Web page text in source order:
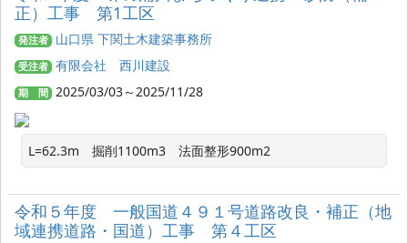
正）工事 第1工区
発注者 山口県 下関土木建築事務所
受注者 有限会社 西川建設
期 間 2025/03/03～2025/11/28
L=62.3m　掘削1100m3　法面整形900m2
令和５年度 一般国道４９１号道路改良・補正（地
域連携道路・国道）工事 第４工区